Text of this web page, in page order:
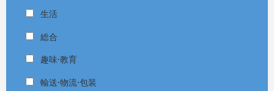
生活
総合
趣味·教育
輸送·物流·包装